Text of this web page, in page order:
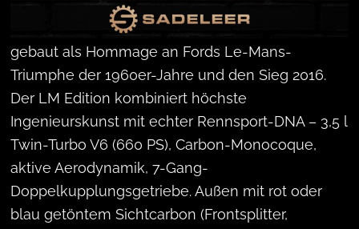
Letzte Sonderedition des legendären Ford GT,
gebaut als Hommage an Fords Le-Mans-
Triumphe der 1960er-Jahre und den Sieg 2016.
Der LM Edition kombiniert höchste
Ingenieurskunst mit echter Rennsport-DNA – 3,5 l
Twin-Turbo V6 (660 PS), Carbon-Monocoque,
aktive Aerodynamik, 7-Gang-
Doppelkupplungsgetriebe. Außen mit rot oder
blau getöntem Sichtcarbon (Frontsplitter,